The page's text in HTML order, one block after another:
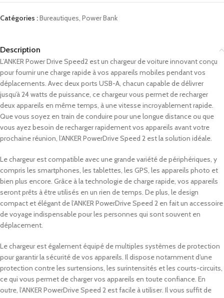
Catégories :Bureautiques, Power Bank
Description
L’ANKER Power Drive Speed2 est un chargeur de voiture innovant conçu
pour fournir une charge rapide à vos appareils mobiles pendant vos
déplacements. Avec deux ports USB-A, chacun capable de délivrer
jusqu’à 24 watts de puissance, ce chargeur vous permet de recharger
deux appareils en même temps, à une vitesse incroyablement rapide.
Que vous soyez en train de conduire pour une longue distance ou que
vous ayez besoin de recharger rapidement vos appareils avant votre
prochaine réunion, l’ANKER PowerDrive Speed 2 est la solution idéale.
Le chargeur est compatible avec une grande variété de périphériques, y
compris les smartphones, les tablettes, les GPS, les appareils photo et
bien plus encore. Grâce à la technologie de charge rapide, vos appareils
seront prêts à être utilisés en un rien de temps. De plus, le design
compact et élégant de l’ANKER PowerDrive Speed 2 en fait un accessoire
de voyage indispensable pour les personnes qui sont souvent en
déplacement.
Le chargeur est également équipé de multiples systèmes de protection
pour garantir la sécurité de vos appareils. Il dispose notamment d’une
protection contre les surtensions, les surintensités et les courts-circuits,
ce qui vous permet de charger vos appareils en toute confiance. En
outre, l’ANKER PowerDrive Speed 2 est facile à utiliser. Il vous suffit de